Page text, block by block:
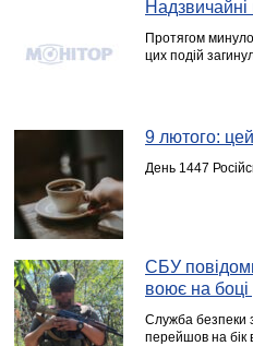
Надзвичайні
Протягом
цих подій
9 лютого: цей
День 1447
СБУ
воює на
Служба безпеки
перейшов на бік